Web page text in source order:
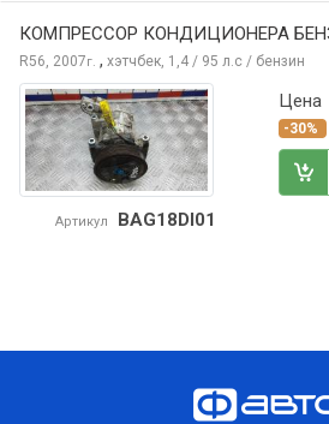
КОМПРЕССОР КОНДИЦИОНЕРА
R56, 2007г. , хэтчбек, 1,4 / 95 л.с / бензин
Артикул BAG18DI01
Цена
-30%